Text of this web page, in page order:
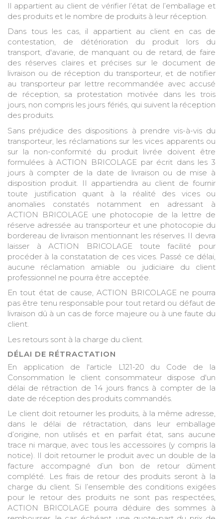
Il appartient au client de vérifier l’état de l’emballage et
des produits et le nombre de produits à leur réception.
Dans tous les cas, il appartient au client en cas de
contestation, de détérioration du produit lors du
transport, d'avarie, de manquant ou de retard, de faire
des réserves claires et précises sur le document de
livraison ou de réception du transporteur, et de notifier
au transporteur par lettre recommandée avec accusé
de réception, sa protestation motivée dans les trois
jours, non compris les jours fériés, qui suivent la réception
des produits.
Sans préjudice des dispositions à prendre vis-à-vis du
transporteur, les réclamations sur les vices apparents ou
sur la non-conformité du produit livrée doivent être
formulées à ACTION BRICOLAGE par écrit dans les 3
jours à compter de la date de livraison ou de mise à
disposition produit. II appartiendra au client de fournir
toute justification quant à la réalité des vices ou
anomalies constatés notamment en adressant à
ACTION BRICOLAGE une photocopie de la lettre de
réserve adressée au transporteur et une photocopie du
bordereau de livraison mentionnant les réserves. II devra
laisser à ACTION BRICOLAGE toute facilité pour
procéder à la constatation de ces vices. Passé ce délai,
aucune réclamation amiable ou judiciaire du client
professionnel ne pourra être acceptée.
En tout état de cause, ACTION BRICOLAGE ne pourra
pas être tenu responsable pour tout retard ou défaut de
livraison dû à un cas de force majeure ou à une faute du
client.
Les retours sont à la charge du client.
DÉLAI DE RÉTRACTATION
En application de l'article L121-20 du Code de la
Consommation le client consommateur dispose d'un
délai de rétraction de 14 jours francs à compter de la
date de réception des produits commandés.
Le client doit retourner les produits, à la même adresse,
dans le délai de rétractation, dans leur emballage
d’origine, non utilisés et en parfait état, sans aucune
trace ni marque, avec tous les accessoires (y compris la
notice). Il doit retourner le produit avec un double de la
facture accompagné d’un bon de retour dûment
complété. Les frais de retour des produits seront à la
charge du client. Si l’ensemble des conditions exigées
pour le retour des produits ne sont pas respectées,
ACTION BRICOLAGE pourra déduire des sommes à